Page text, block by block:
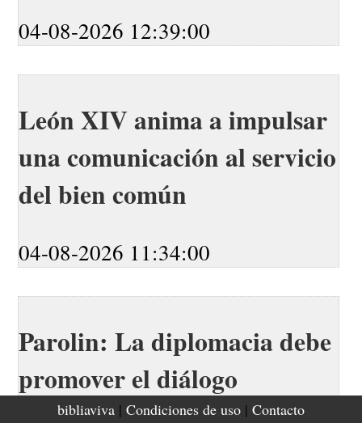
04-08-2026 12:39:00
León XIV anima a impulsar
una comunicación al servicio
del bien común
04-08-2026 11:34:00
Parolin: La diplomacia debe
promover el diálogo
bibliaviva | Condiciones de uso | Contacto